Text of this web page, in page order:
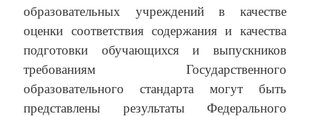
образовательных учреждений в качестве
оценки соответствия содержания и качества
подготовки обучающихся и выпускников
требованиям Государственного
образовательного стандарта могут быть
представлены результаты Федерального